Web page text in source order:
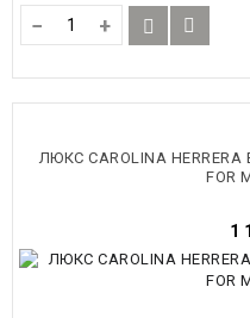
− +
ЛЮКС CAROLINA HERRERA
FOR
1